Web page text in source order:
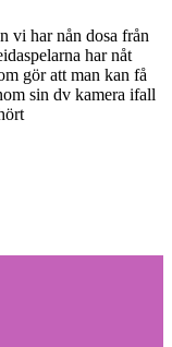
vi har nån dosa från
har nåt
gör att man kan få
sin dv kamera ifall